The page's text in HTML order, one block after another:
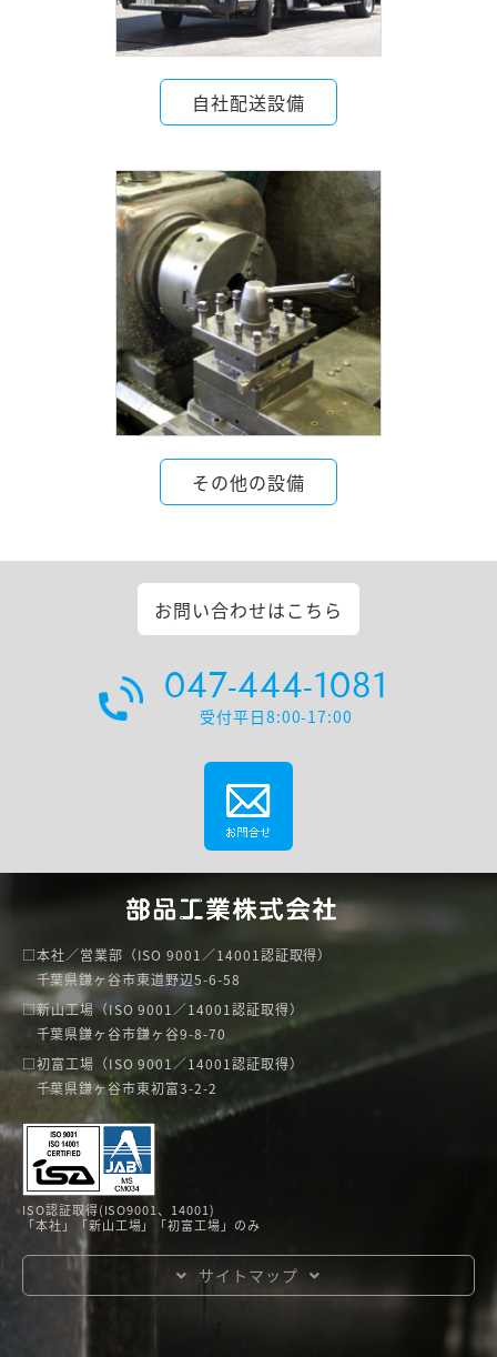
自社配送設備
その他の設備
お問い合わせはこちら
047-444-1081
受付平日8:00-17:00
本社／営業部（ISO 9001／14001認証取得）
千葉県鎌ヶ谷市東道野辺5-6-58
新山工場（ISO 9001／14001認証取得）
千葉県鎌ヶ谷市鎌ヶ谷9-8-70
初富工場（ISO 9001／14001認証取得）
千葉県鎌ヶ谷市東初富3-2-2
ISO認証取得(ISO9001、14001)
「本社」「新山工場」「初富工場」のみ
サイトマップ